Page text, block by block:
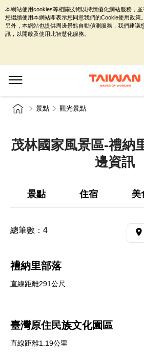
景點 觀光景點
茂林國家風景區-禮納
邊資訊
景點 住宿 美
總筆數： 4
禮納里部落
直線距離291公尺
臺灣原住民族文化園區
直線距離1.19公里
本網站使用cookies等相關技術以持續優化網站服務，
您繼續使用本網站即表示您同意我們的Cookie使用政策。
另外，本網站也提供周邊景點自動偵測服務，我們建議
訊，以開啟及使用此智慧化服務。